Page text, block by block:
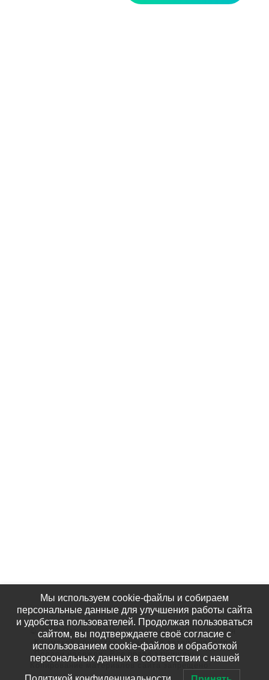
© 2020 Региональная общественная организация
«Крымское общество родителей детей-инвалидов
«Подари надежду» Все права защищены.
Копирование материалов сайта запрещено!
Мы используем cookie-файлы и собираем
персональные данные для улучшения работы сайта
и удобства пользователей. Продолжая пользоваться
сайтом, вы подтверждаете своё согласие с
использованием cookie-файлов и обработкой
персональных данных в соответствии с нашей